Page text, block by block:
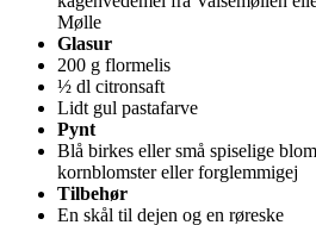
Mølle
Glasur
200 g flormelis
½ dl citronsaft
Lidt gul pastafarve
Pynt
Blå birkes eller små spiselige
kornblomster eller forglemmigej
Tilbehør
En skål til dejen og en røreske